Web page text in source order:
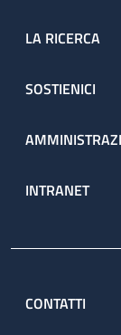
LA RICERCA
SOSTIENICI
INTRANET
CONTATTI